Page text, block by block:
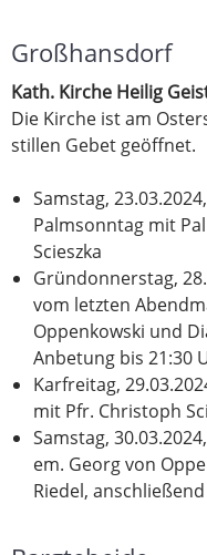
Großhansdorf
Kath. Kirche Heilig
Die Kirche ist am
stillen Gebet geöffnet.
Samstag,
Palmsonntag mit
Scieszka
Gründonnerstag,
vom letzten
Oppenkowski und
Anbetung bis 21:30
Karfreitag,
mit Pfr. Christoph
Samstag,
em. Georg von
Riedel,